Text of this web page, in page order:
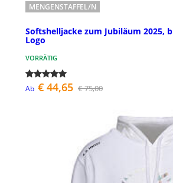
MENGENSTAFFEL/N
Softshelljacke zum Jubiläum 2025,
Logo
VORRÄTIG
Ab € 44,65 € 75,00